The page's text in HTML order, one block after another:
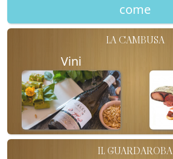
come
LA CAMBUSA
Vini
IL GUARDAROBA